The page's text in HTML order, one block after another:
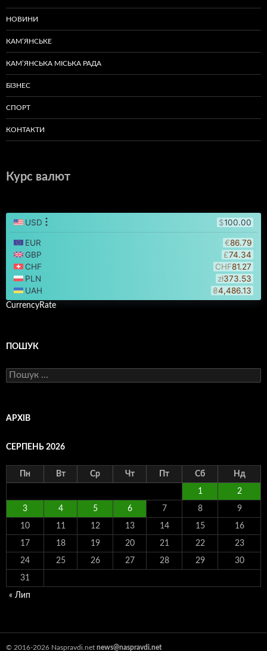
НОВИНИ
КАМ’ЯНСЬКЕ
КАМ’ЯНСЬКА МІСЬКА РАДА
БІЗНЕС
СПОРТ
КОНТАКТИ
Курс валют
CurrencyRate
ПОШУК
Пошук:
АРХІВ
СЕРПЕНЬ 2026
Пн Вт Ср Чт Пт Сб Нд
1 2
3 4 5 6 7 8 9
10 11 12 13 14 15 16
17 18 19 20 21 22 23
24 25 26 27 28 29 30
31
« Лип
© 2016-2026 Naspravdi.net news@naspravdi.net